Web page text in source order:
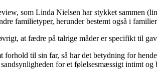
som Linda Nielsen har stykket sammen
familietyper, herunder bestemt også i
at fædre på talrige måder er specifikt til
forhold til sin far, så har det betydning for
for et følelsesmæssigt intimt